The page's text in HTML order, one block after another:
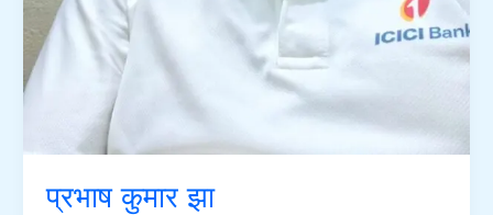
प्रभाष कुमार झा